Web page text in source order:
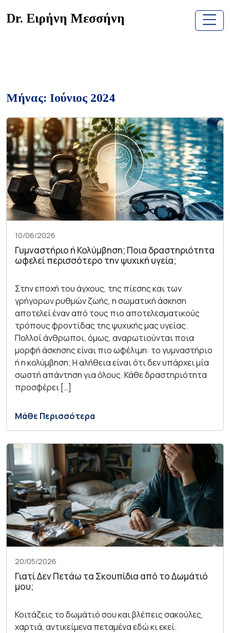
toDr. Ειρήνη Μεσσήνη
Μήνας: Ιούνιος 2024
10/06/2026
Γυμναστήριο ή Κολύμβηση; Ποια δραστηριότητα
ωφελεί περισσότερο την ψυχική υγεία;
Στην εποχή του άγχους, της πίεσης και των
γρήγορων ρυθμών ζωής, η σωματική άσκηση
αποτελεί έναν από τους πιο αποτελεσματικούς
τρόπους φροντίδας της ψυχικής μας υγείας.
Πολλοί άνθρωποι, όμως, αναρωτιούνται ποια
μορφή άσκησης είναι πιο ωφέλιμη: το γυμναστήριο
ή η κολύμβηση; Η αλήθεια είναι ότι δεν υπάρχει μία
σωστή απάντηση για όλους. Κάθε δραστηριότητα
προσφέρει […]
Μάθε Περισσότερα
20/05/2026
Γιατί Δεν Πετάω τα Σκουπίδια από το Δωμάτιό
μου;
Κοιτάζεις το δωμάτιό σου και βλέπεις σακούλες,
χαρτιά, αντικείμενα πεταμένα εδώ κι εκεί.